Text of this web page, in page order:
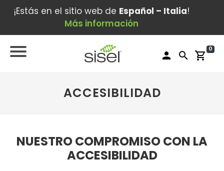
¡Estás en el sitio web de Español – Italia!
Más información
person search shopping_cart
0
ACCESIBILIDAD
NUESTRO COMPROMISO CON LA
ACCESIBILIDAD